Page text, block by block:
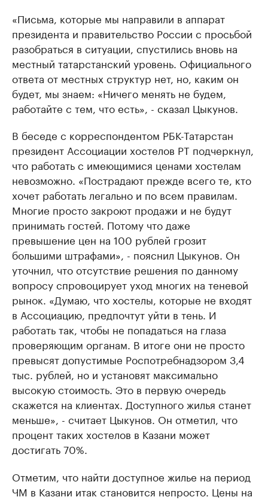
«Письма, которые мы направили в аппарат
президента и правительство России с просьбой
разобраться в ситуации, спустились вновь на
местный татарстанский уровень. Официального
ответа от местных структур нет, но, каким он
будет, мы знаем: «Ничего менять не будем,
работайте с тем, что есть», - сказал Цыкунов.
В беседе с корреспондентом РБК-Татарстан
президент Ассоциации хостелов РТ подчеркнул,
что работать с имеющимися ценами хостелам
невозможно. «Пострадают прежде всего те, кто
хочет работать легально и по всем правилам.
Многие просто закроют продажи и не будут
принимать гостей. Потому что даже
превышение цен на 100 рублей грозит
большими штрафами», - пояснил Цыкунов. Он
уточнил, что отсутствие решения по данному
вопросу спровоцирует уход многих на теневой
рынок. «Думаю, что хостелы, которые не входят
в Ассоциацию, предпочтут уйти в тень. И
работать так, чтобы не попадаться на глаза
проверяющим органам. В итоге они не просто
превысят допустимые Роспотребнадзором 3,4
тыс. рублей, но и установят максимально
высокую стоимость. Это в первую очередь
скажется на клиентах. Доступного жилья станет
меньше», - считает Цыкунов. Он отметил, что
процент таких хостелов в Казани может
достигать 70%.
Отметим, что найти доступное жилье на период
ЧМ в Казани итак становится непросто. Цены на